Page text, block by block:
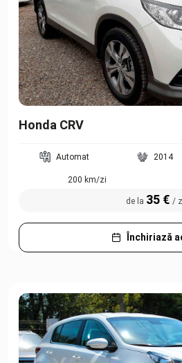
Honda CRV
Automat 2014
200 km/zi
de la 35 € /
Închiriază